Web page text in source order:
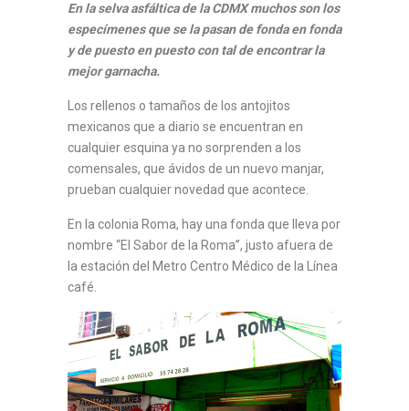
En la selva asfáltica de la CDMX muchos son los
especímenes que se la pasan de fonda en fonda
y de puesto en puesto con tal de encontrar la
mejor garnacha.
Los rellenos o tamaños de los antojitos
mexicanos que a diario se encuentran en
cualquier esquina ya no sorprenden a los
comensales, que ávidos de un nuevo manjar,
prueban cualquier novedad que acontece.
En la colonia Roma, hay una fonda que lleva por
nombre “El Sabor de la Roma”, justo afuera de
la estación del Metro Centro Médico de la Línea
café.